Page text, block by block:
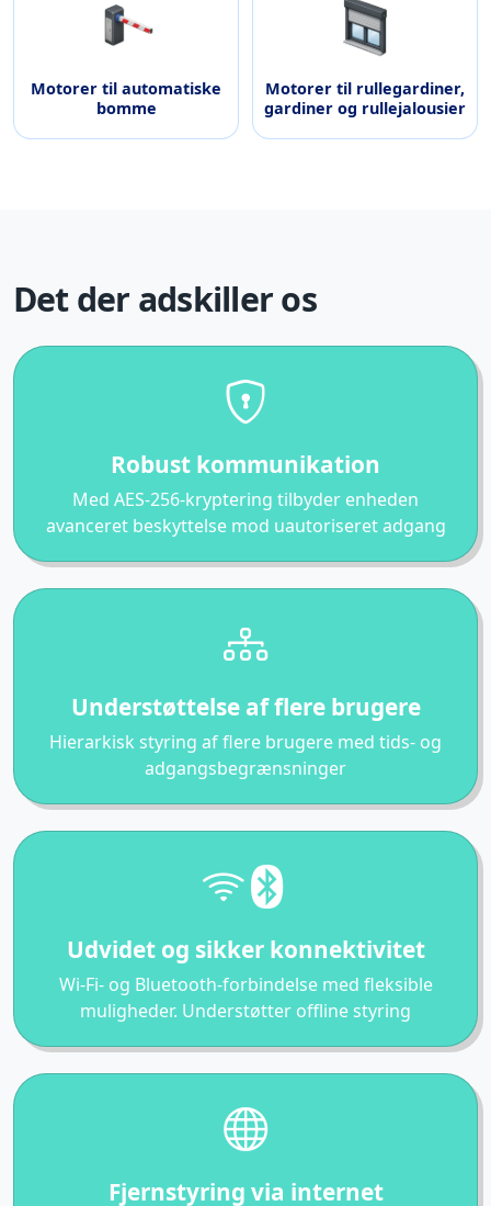
Motorer til automatiske
bomme
Motorer til rullegardiner,
gardiner og rullejalousier
Det der adskiller os
Robust kommunikation
Med AES-256-kryptering tilbyder enheden
avanceret beskyttelse mod uautoriseret adgang
Understøttelse af flere brugere
Hierarkisk styring af flere brugere med tids- og
adgangsbegrænsninger
Udvidet og sikker konnektivitet
Wi-Fi- og Bluetooth-forbindelse med fleksible
muligheder. Understøtter offline styring
Fjernstyring via internet